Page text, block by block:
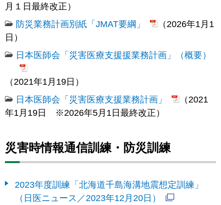
月１日最終改正）
防災業務計画別紙「JMAT要綱」
（2026年1月1
日）
日本医師会「災害医療支援援業務計画」（概要）
（2021年1月19日）
日本医師会「災害医療支援業務計画」
（2021
年1月19日 ※2026年5月1日最終改正）
災害時情報通信訓練・防災訓練
2023年度訓練「北海道千島海溝地震想定訓練」
（日医ニュース／2023年12月20日）